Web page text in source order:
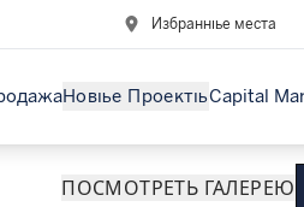
Избранные места
Новые ПроектыCapital
ПОСМОТРЕТЬ ГАЛЕРЕЮ